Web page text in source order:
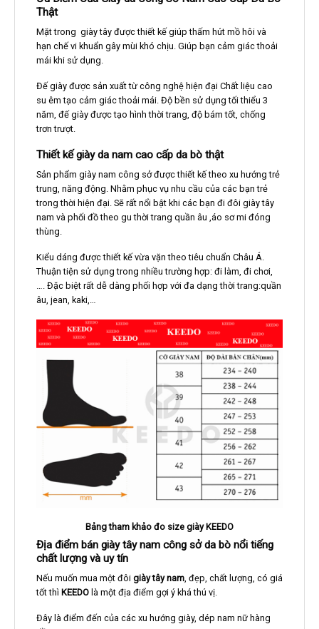
Thật
Mặt trong giày tây được thiết kế giúp thấm hút mồ hôi và
hạn chế vi khuẩn gây mùi khó chịu. Giúp bạn cảm giác thoải
mái khi sử dụng.
Đế giày được sản xuất từ công nghệ hiện đại Chất liệu cao
su êm tạo cảm giác thoải mái. Độ bền sử dụng tối thiểu 3
năm, đế giày được tạo hình thời trang, độ bám tốt, chống
trơn trượt.
Thiết kế giày da nam cao cấp da bò thật
Sản phẩm giày nam công sở được thiết kế theo xu hướng trẻ
trung, năng động. Nhằm phục vụ nhu cầu của các bạn trẻ
trong thời hiện đại. Sẽ rất nổi bật khi các bạn đi đôi giày tây
nam và phối đồ theo gu thời trang quần âu ,áo sơ mi đóng
thùng.
Kiểu dáng được thiết kế vừa vặn theo tiêu chuẩn Châu Á.
Thuận tiện sử dụng trong nhiều trường hợp: đi làm, đi chơi,
…. Đặc biệt rất dễ dàng phối hợp với đa dạng thời trang:quần
âu, jean, kaki,…
Bảng tham khảo đo size giày KEEDO
Địa điểm bán giày tây nam công sở da bò nổi tiếng
chất lượng và uy tín
Nếu muốn mua một đôi giày tây nam, đẹp, chất lượng, có giá
tốt thì KEEDOlà một địa điểm gợi ý khá thú vị.
Đây là điểm đến của các xu hướng giày, dép nam nữ hàng